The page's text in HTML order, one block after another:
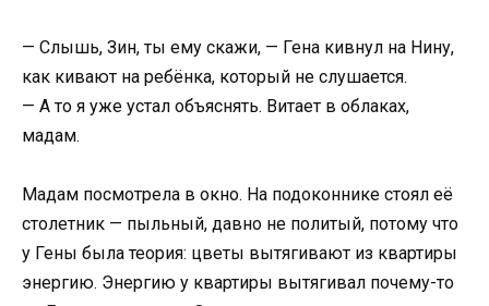
— Слышь, Зин, ты ему скажи, — Гена кивнул на Нину,
как кивают на ребёнка, который не слушается.
— А то я уже устал объяснять. Витает в облаках,
мадам.
Мадам посмотрела в окно. На подоконнике стоял её
столетник — пыльный, давно не политый, потому что
у Гены была теория: цветы вытягивают из квартиры
энергию. Энергию у квартиры вытягивал почему-то